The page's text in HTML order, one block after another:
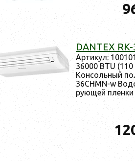
DANTEX
Ар­ти­кул:
36000 BTU (110
Кон­соль­ный
36CHMN-w
ру­ющей